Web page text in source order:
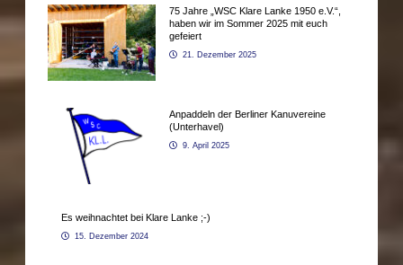
75 Jahre „WSC Klare Lanke 1950 e.V.“,
haben wir im Sommer 2025 mit euch
gefeiert
21. Dezember 2025
Anpaddeln der Berliner Kanuvereine
(Unterhavel)
9. April 2025
Es weihnachtet bei Klare Lanke ;-)
15. Dezember 2024